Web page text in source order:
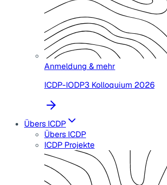
Anmeldung & mehr
ICDP-IODP3 Kolloquium 2026
Übers ICDP
Übers ICDP
ICDP Projekte